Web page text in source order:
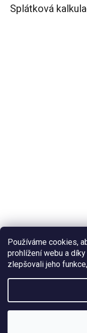
Používáme cookies,
prohlížení webu a
zlepšovali jeho
Splátková